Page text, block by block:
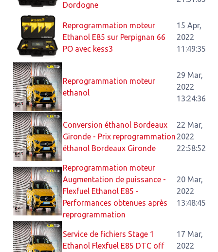
Dordogne
Reprogrammation moteur
Ethanol E85 sur Perpignan 66
PO avec kess3
15 Apr,
2022
11:49:35
Reprogrammation moteur
ethanol
29 Mar,
2022
13:24:36
Conversion éthanol Bordeaux
Gironde - Prix reprogrammation
éthanol Bordeaux Gironde
22 Mar,
2022
22:58:52
Reprogrammation moteur
Augmentation de puissance -
Flexfuel Ethanol E85 -
Performances obtenues après
reprogrammation
20 Mar,
2022
13:48:45
Service de fichiers Stage 1
Ethanol Flexfuel E85 DTC off
17 Mar,
2022